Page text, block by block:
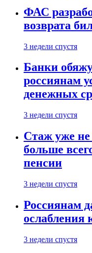
ФАС
возврата
3 недели спустя
Банки
россиянам
денежных
3 недели спустя
Стаж уже не
больше
пенсии
3 недели спустя
Россиянам
ослабления
3 недели спустя